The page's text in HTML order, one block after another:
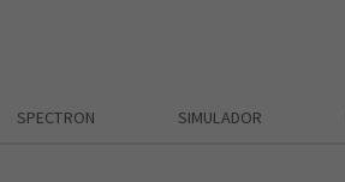
SPECTRON SIMULADOR